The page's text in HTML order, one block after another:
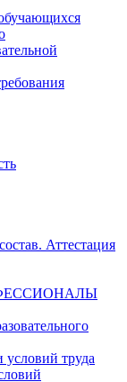
Аттестация
условий труда